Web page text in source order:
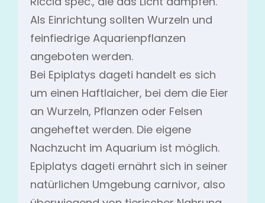
Als Einrichtung sollten Wurzeln und
feinfiedrige Aquarienpflanzen
angeboten werden.
Bei Epiplatys dageti handelt es sich
um einen Haftlaicher, bei dem die Eier
an Wurzeln, Pflanzen oder Felsen
angeheftet werden. Die eigene
Nachzucht im Aquarium ist möglich.
Epiplatys dageti ernährt sich in seiner
natürlichen Umgebung carnivor, also